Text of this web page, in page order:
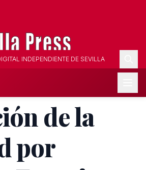
INDEPENDIENTE DE SEVILLA
de la
por